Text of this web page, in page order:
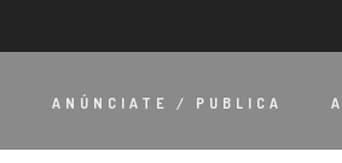
ANÚNCIATE / PUBLICA